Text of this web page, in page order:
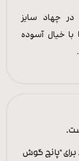
چهاد سایز
خیال آسوده
“پانچ گوش